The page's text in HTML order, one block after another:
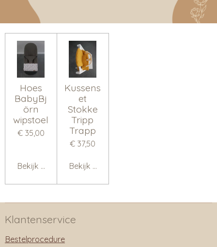
Hoes
BabyBj
örn
wipstoel
€ 35,00
Bekijk details
Kussens
et
Stokke
Tripp
Trapp
€ 37,50
Bekijk details
Klantenservice
Bestelprocedure